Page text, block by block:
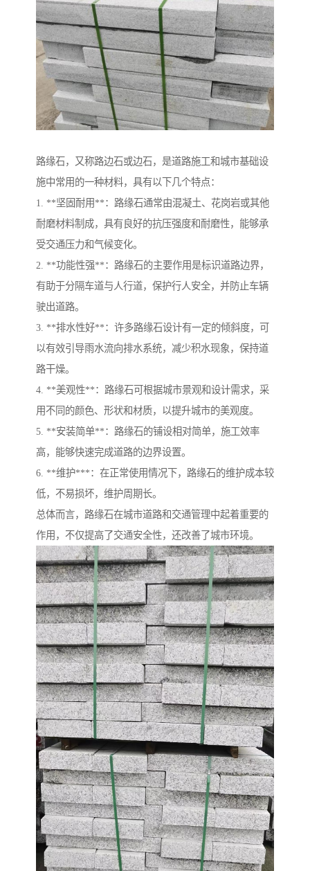
路缘石，又称路边石或边石，是道路施工和城市基础设
施中常用的一种材料，具有以下几个特点：
1. **坚固耐用**：路缘石通常由混凝土、花岗岩或其他
耐磨材料制成，具有良好的抗压强度和耐磨性，能够承
受交通压力和气候变化。
2. **功能性强**：路缘石的主要作用是标识道路边界，
有助于分隔车道与人行道，保护行人安全，并防止车辆
驶出道路。
3. **排水性好**：许多路缘石设计有一定的倾斜度，可
以有效引导雨水流向排水系统，减少积水现象，保持道
路干燥。
4. **美观性**：路缘石可根据城市景观和设计需求，采
用不同的颜色、形状和材质，以提升城市的美观度。
5. **安装简单**：路缘石的铺设相对简单，施工效率
高，能够快速完成道路的边界设置。
6. **维护***：在正常使用情况下，路缘石的维护成本较
低，不易损坏，维护周期长。
总体而言，路缘石在城市道路和交通管理中起着重要的
作用，不仅提高了交通安全性，还改善了城市环境。